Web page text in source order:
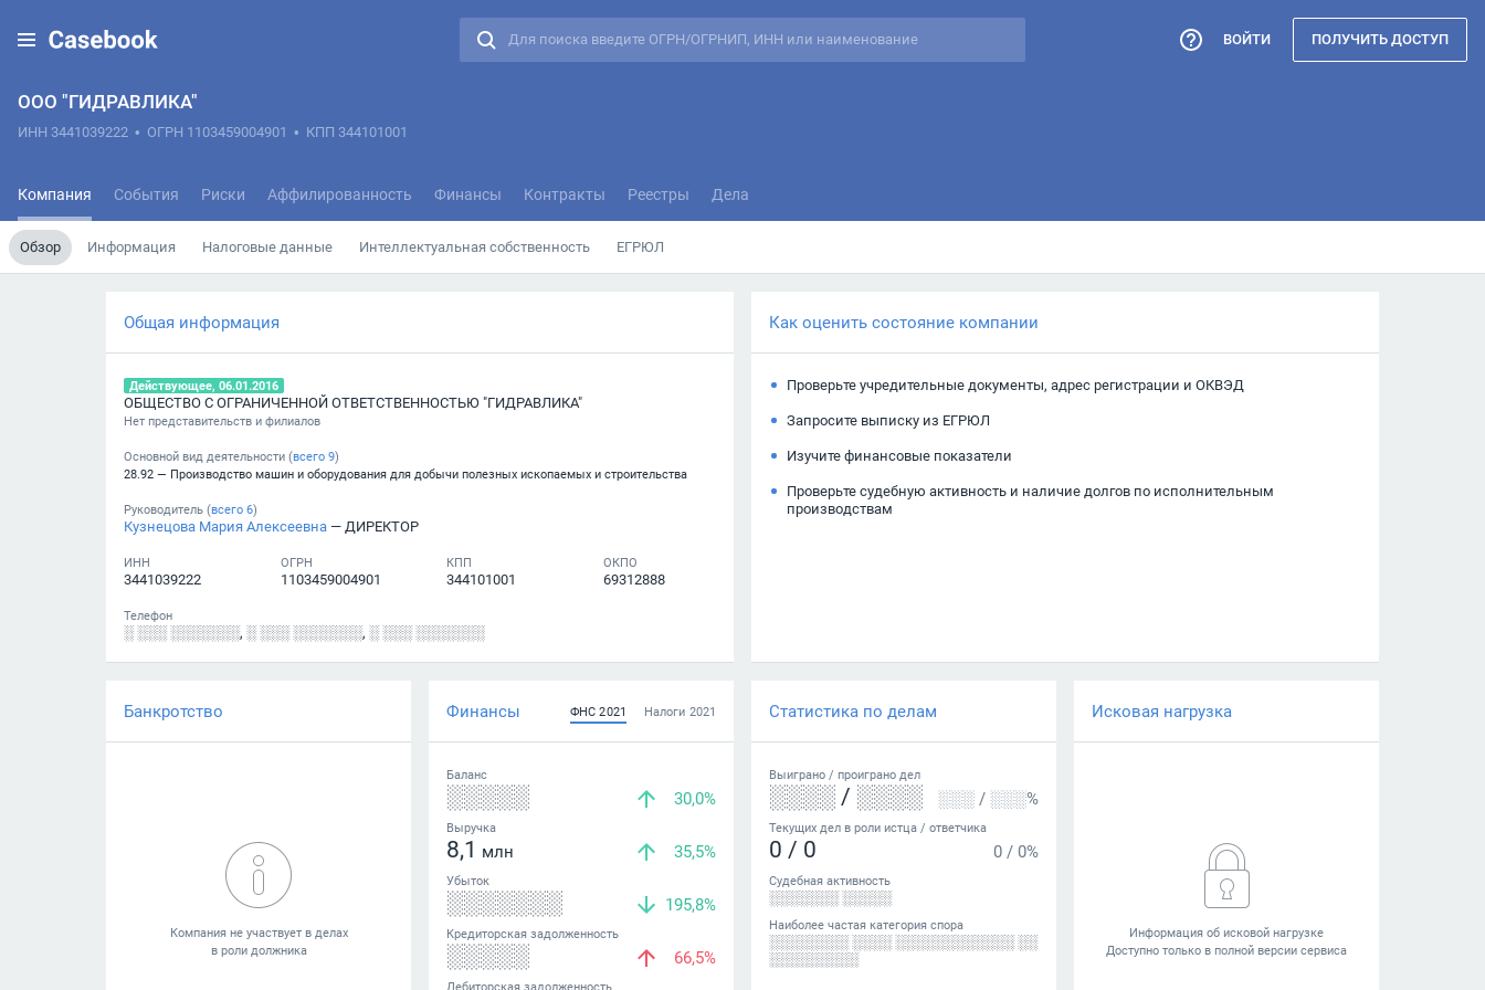
ООО "ГИДРАВЛИКА"
ИНН 3441039222 • ОГРН 1103459004901 • КПП 344101001
Компания События Риски Аффилированность Финансы Контракты Реестры Дела
Обзор Информация Налоговые данные Интеллектуальная собственность ЕГРЮЛ
ВОЙТИ ПОЛУЧИТЬ ДОСТУП
Общая информация
Действующее, 06.01.2016
ОБЩЕСТВО С ОГРАНИЧЕННОЙ ОТВЕТСТВЕННОСТЬЮ "ГИДРАВЛИКА"
Нет представительств и филиалов
Основной вид деятельности (всего 9)
28.92 — Производство машин и оборудования для добычи полезных ископаемых и строительства
Руководитель (всего 6)
Кузнецова Мария Алексеевна — ДИРЕКТОР
ИНН
3441039222
ОГРН
1103459004901
КПП
344101001
ОКПО
69312888
Телефон
░ ░░░ ░░░░░░░, ░ ░░░ ░░░░░░░, ░ ░░░ ░░░░░░░
Как оценить состояние компании
Проверьте учредительные документы, адрес регистрации и ОКВЭД
Запросите выписку из ЕГРЮЛ
Изучите финансовые показатели
Проверьте судебную активность и наличие долгов по исполнительным
производствам
Банкротство Финансы ФНС 2021 Налоги 2021
Баланс
░░░░░ 30,0%
Выручка
8,1 млн 35,5%
Убыток
░░░░░░░ 195,8%
Кредиторская задолженность
░░░░░ 66,5%
Дебиторская задолженность
Статистика по делам
Выиграно / проиграно дел
░░░░ / ░░░░ ░░░ / ░░░%
Текущих дел в роли истца / ответчика
0 / 0 0 / 0%
Судебная активность
░░░░░░░ ░░░░░
Наиболее частая категория спора
░░░░░░░░ ░░░░ ░░░░░░░░░░░░ ░░
░░░░░░░░░
Исковая нагрузка